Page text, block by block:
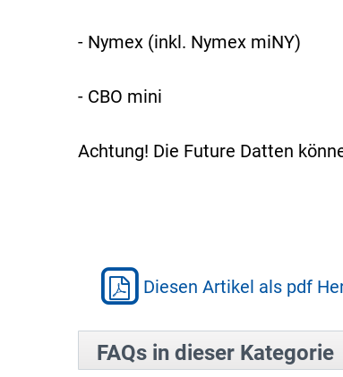
- Nymex (inkl. Nymex miNY)
- CBO mini
Achtung! Die Future Datten
Diesen Artikel als pdf
FAQs in dieser Kategorie